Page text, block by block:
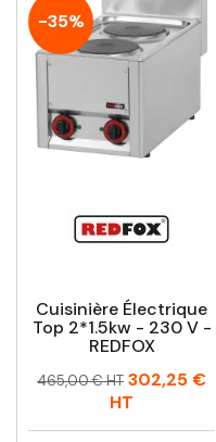
-35%
Cuisinière Électrique
Top 2*1.5kw - 230 V -
REDFOX
Prix
Prix
465,00 € HT 302,25 €
HT